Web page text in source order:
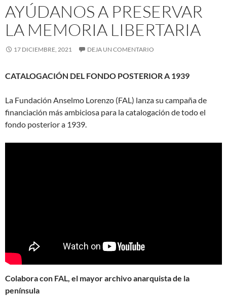
AYÚDANOS A PRESERVAR
LA MEMORIA LIBERTARIA
17 DICIEMBRE, 2021 DEJA UN COMENTARIO
CATALOGACIÓN DEL FONDO POSTERIOR A 1939
La Fundación Anselmo Lorenzo (FAL) lanza su campaña de
financiación más ambiciosa para la catalogación de todo el
fondo posterior a 1939.
Colabora con FAL, el mayor archivo anarquista de la
península